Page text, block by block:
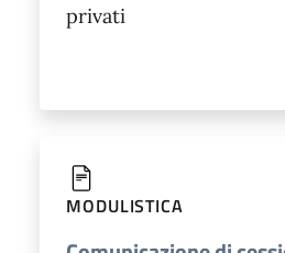
privati
MODULISTICA